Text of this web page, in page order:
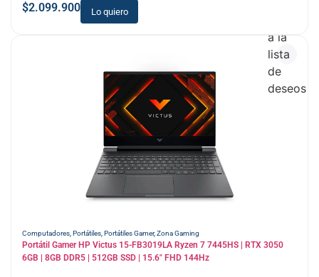
$2.099.900 Lo quiero
Computadores,Portátiles,Portátiles Gamer,Zona Gaming
Portátil Gamer HP Victus 15-FB3019LA Ryzen 7 7445HS | RTX 3050
6GB | 8GB DDR5 | 512GB SSD | 15.6″ FHD 144Hz
a la
lista
de
deseos